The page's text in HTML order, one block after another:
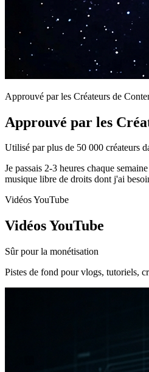
Approuvé par les Créateurs de
Approuvé par les
Utilisé par plus de 50 000 créateurs
Je passais 2-3 heures chaque
musique libre de droits dont j'ai
Vidéos YouTube
Vidéos YouTube
Sûr pour la monétisation
Pistes de fond pour vlogs, tutoriels,